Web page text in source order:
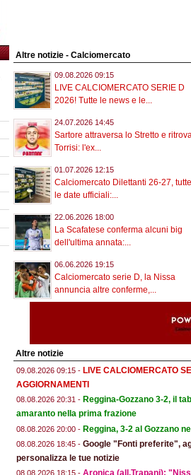
Altre notizie - Calciomercato
09.08.2026 09:15
LIVE CALCIOMERCATO SERIE D
2026! Tutte le news e le...
24.07.2026 14:45
Sartore attraversa lo Stretto e
Torrisi: l'ex...
01.07.2026 12:15
Calciomercato Dilettanti 26-27, tutte
le date ufficiali:...
22.06.2026 18:00
La Scafatese conferma alcuni big
dell'ultima annata:...
06.06.2026 19:15
Calciomercato serie D, la Nissa
annuncia altre conferme,...
Altre notizie
09.08.2026 09:15 - LIVE CALCIOMERCATO
AGGIORNAMENTI
08.08.2026 20:31 - Reggina-Gozzano 3-2, il
amaranto nella prima frazione
08.08.2026 20:00 - Reggina, 3-2 al Gozzano
08.08.2026 18:45 - Google "Fonti preferite",
personalizza le tue notizie
08.08.2026 18:15 - Aronica (all.Trapani):